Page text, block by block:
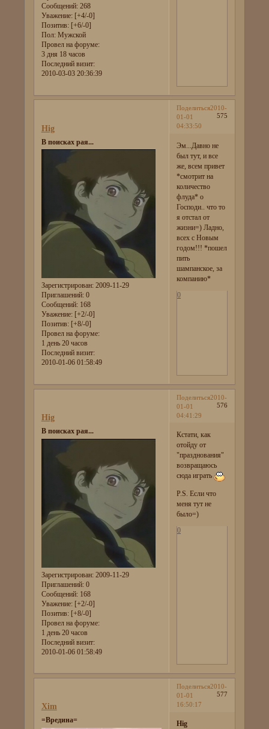
Сообщений:268
Уважение: [+4/-0]
Позитив: [+6/-0]
Пол:Мужской
Провел на форуме:
3 дня 18 часов
Последний визит:
2010-03-03 20:36:39
Поделиться
575
2010-
01-01
04:33:50
Hig
В поисках рая...
Зарегистрирован: 2009-11-29
Приглашений:0
Сообщений:168
Уважение: [+2/-0]
Позитив: [+8/-0]
Провел на форуме:
1 день 20 часов
Последний визит:
2010-01-06 01:58:49
Эм...Давно не
был тут, и все
же, всем привет
*смотрит на
количество
флуда* о
Господи.. что то
я отстал от
жизни=) Ладно,
всех с Новым
годом!!! *пошел
пить
шампанское, за
компанию*
0
Поделиться
576
2010-
01-01
04:41:29
Hig
В поисках рая...
Зарегистрирован: 2009-11-29
Приглашений:0
Сообщений:168
Уважение: [+2/-0]
Позитив: [+8/-0]
Провел на форуме:
1 день 20 часов
Последний визит:
2010-01-06 01:58:49
Кстати, как
отойду от
"празднования"
возвращаюсь
сюда играть
P.S. Если что
меня тут не
было=)
0
Поделиться
577
2010-
01-01
16:50:17
Xim
=Вредина=
Hig